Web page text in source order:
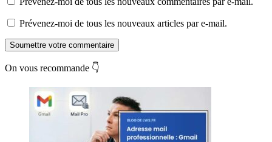
Prévenez-moi de tous les nouveaux articles par e-mail.
Soumettre votre commentaire
On vous recommande 👇